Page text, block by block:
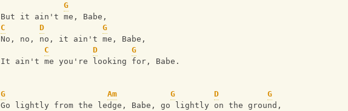
G
But it ain't me, Babe,
C
D
G
No, no, no, it ain't me, Babe,
C
D
G
It ain't me you're looking for, Babe.
G Am G D
G
Go lightly from the ledge, Babe, go lightly on the ground,